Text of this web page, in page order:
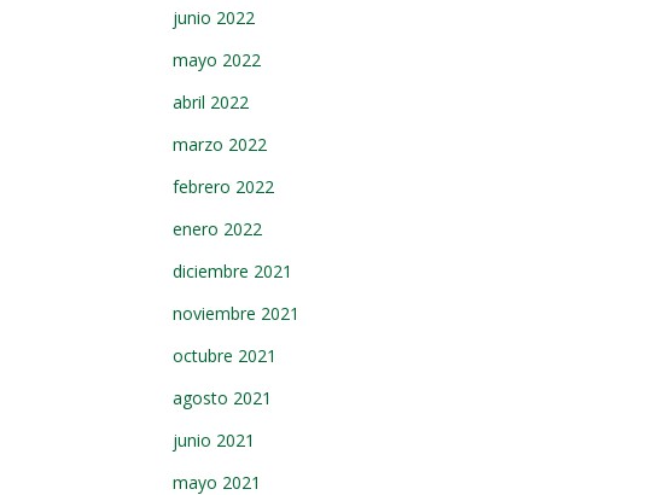
junio 2022
mayo 2022
abril 2022
marzo 2022
febrero 2022
enero 2022
diciembre 2021
noviembre 2021
octubre 2021
agosto 2021
junio 2021
mayo 2021